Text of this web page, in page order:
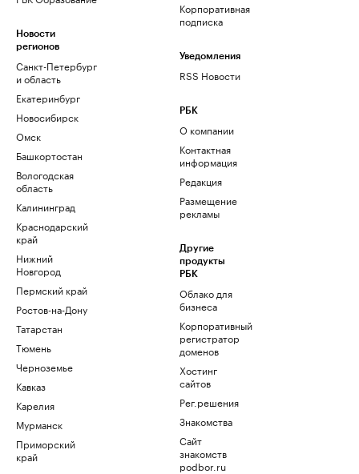
Новости
регионов
Санкт-Петербург
и область
Екатеринбург
Новосибирск
Омск
Башкортостан
Вологодская
область
Калининград
Краснодарский
край
Нижний
Новгород
Пермский край
Ростов-на-Дону
Татарстан
Тюмень
Черноземье
Кавказ
Карелия
Мурманск
Приморский
край
Корпоративная
подписка
Уведомления
RSS Новости
РБК
О компании
Контактная
информация
Редакция
Размещение
рекламы
Другие
продукты
РБК
Облако для
бизнеса
Корпоративный
регистратор
доменов
Хостинг
сайтов
Рег.решения
Знакомства
Сайт
знакомств
podbor.ru